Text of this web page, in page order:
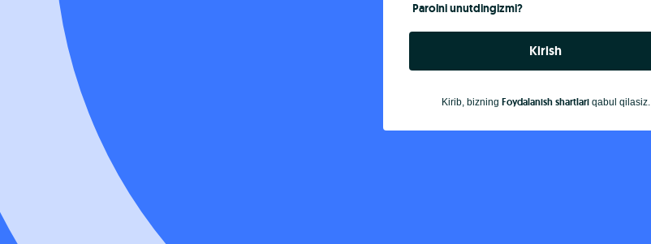
Parolni unutdingizmi?
Kirish
Kirib, bizning Foydalanish shartlariqabul qilasiz.